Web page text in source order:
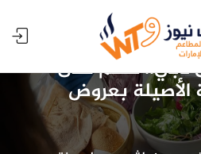
دبي.. خصم على
الأصيلة بعروض